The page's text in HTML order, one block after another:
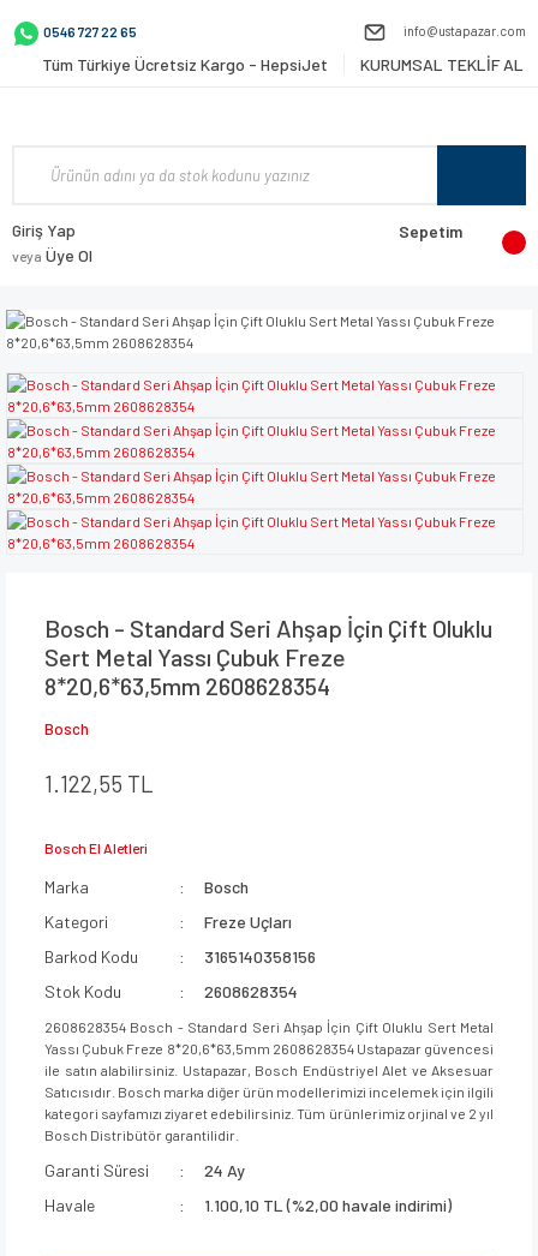
0546 727 22 65 info@ustapazar.com
Tüm Türkiye Ücretsiz Kargo - HepsiJet KURUMSAL TEKLİF AL
Giriş Yap
veya Üye Ol
Sepetim
Bosch - Standard Seri Ahşap İçin Çift Oluklu
Sert Metal Yassı Çubuk Freze
8*20,6*63,5mm 2608628354
Bosch
1.122,55 TL
Bosch El Aletleri
Marka
Bosch
Kategori
Freze Uçları
Barkod Kodu
3165140358156
Stok Kodu
2608628354
2608628354 Bosch - Standard Seri Ahşap İçin Çift Oluklu Sert Metal
Yassı Çubuk Freze 8*20,6*63,5mm 2608628354 Ustapazar güvencesi
ile satın alabilirsiniz. Ustapazar, Bosch Endüstriyel Alet ve Aksesuar
Satıcısıdır. Bosch marka diğer ürün modellerimizi incelemek için ilgili
kategori sayfamızı ziyaret edebilirsiniz. Tüm ürünlerimiz orjinal ve 2 yıl
Bosch Distribütör garantilidir.
Garanti Süresi
24 Ay
Havale
1.100,10 TL (%2,00 havale indirimi)